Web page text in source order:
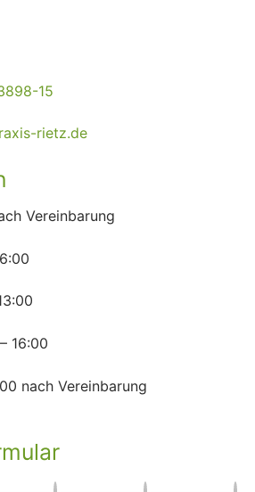
15
rietz.de
Vereinbarung
16:00
nach Vereinbarung